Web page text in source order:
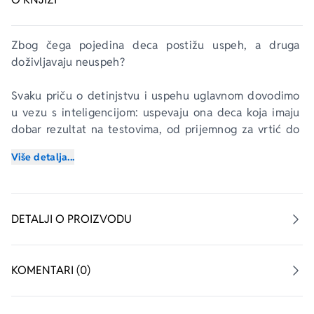
Zbog čega pojedina deca postižu uspeh, a druga
doživljavaju neuspeh?
Svaku priču o detinjstvu i uspehu uglavnom dovodimo
u vezu s inteligencijom: uspevaju ona deca koja imaju
dobar rezultat na testovima, od prijemnog za vrtić do
za uspeh mnogo bitniji kvaliteti koji se odnose na
karakter: istrajnost, radoznalost, savesnost, optimizam i
U knjizi Tajna uspešne dece
upoznaćemo novu
generaciju istraživača i pedagoga, koji prvi put koriste
naučne alatke da razotkriju slojeve tajni o karakteru. U
Više detalja...
DETALJI O PROIZVODU
KOMENTARI (0)